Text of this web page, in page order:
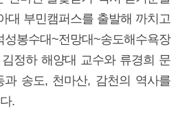
대 부민캠퍼스를 출발해 까치고
봉수대~전망대~송도해수욕장
정하 해양대 교수와 류경희 문
과 송도, 천마산, 감천의 역사를
.